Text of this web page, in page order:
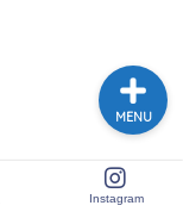
Instagram
MENU